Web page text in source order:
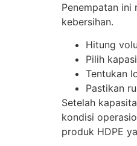
Penempatan ini
kebersihan.
Hitung
Pilih
Tentukan
Pastikan
Setelah
kondisi
produk HDPE